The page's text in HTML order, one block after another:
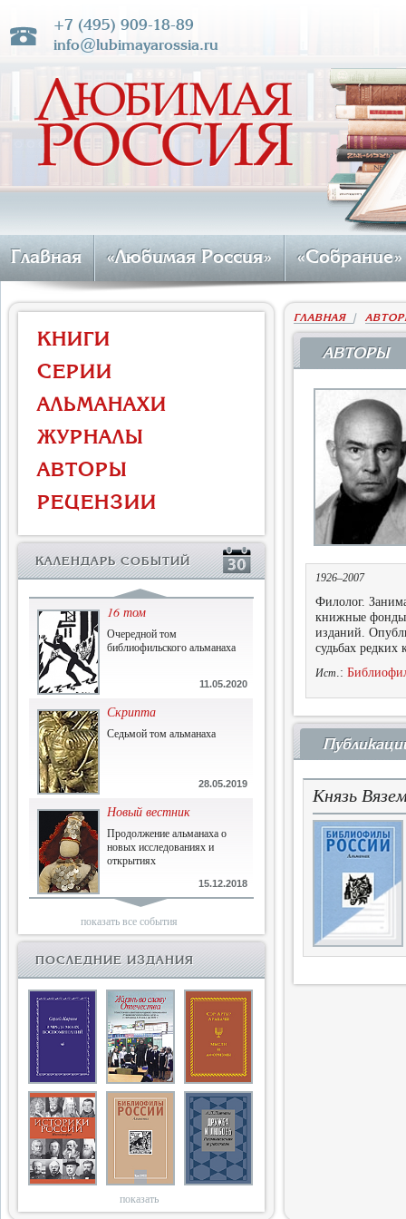
+7 (495) 909-18-89
info@lubimayarossia.ru
Главная «Любимая Россия» «Собрание»
КНИГИ
СЕРИИ
АЛЬМАНАХИ
ЖУРНАЛЫ
АВТОРЫ
РЕЦЕНЗИИ
КАЛЕНДАРЬ СОБЫТИЙ
Власть и церковь
Противостояние во время
массового голода
История и историческая
исторической мысли
16 том
Очередной том
библиофильского альманаха
11.05.2020
Скрипта
Седьмой том альманаха
28.05.2019
Новый вестник
Продолжение альманаха о
новых исследованиях и
открытиях
15.12.2018
Библиофилам
Четырнадцатый и не последний
Двенадцатый
Новый том Вестника истории,
литературы, искусства
25.09.2017
Книги блокады
Последняя книга Т.В.Сталевой
15.06.2017
Энциклопедия историков
показать все события
ПОСЛЕДНИЕ ИЗДАНИЯ
показать
ГЛАВНАЯ |
АВТОРЫ
1926–2007
Филолог.
книжные фонды
изданий.
судьбах редких
Ист.:
Князь